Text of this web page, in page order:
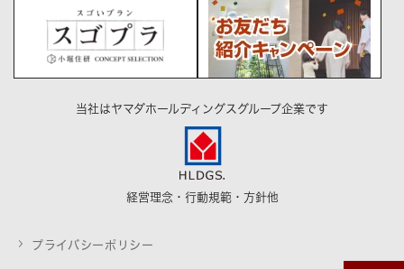
当社はヤマダホールディングスグループ企業です
経営理念・行動規範・方針他
プライバシーポリシー